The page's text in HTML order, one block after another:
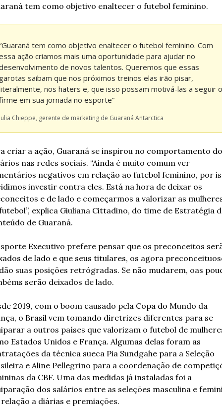
tem como objetivo enaltecer o futebol feminino.
tem como objetivo enaltecer o futebol feminino. Com
ação criamos mais uma oportunidade para ajudar no
de novos talentos. Queremos que essas
saibam que nos próximos treinos elas irão pisar,
nos haters e, que isso possam motivá-las a seguir o
em sua jornada no esporte”
Chieppe, gerente de marketing de Guaraná Antarctica
criar a ação, Guaraná se inspirou no comportamento
nas redes sociais. “Ainda é muito comum ver
negativos em relação ao futebol feminino, por
investir contra eles. Está na hora de deixar os
e de lado e começarmos a valorizar as
explica Giuliana Cittadino, do time de Estratégia
de Guaraná.
Executivo prefere pensar que os preconceitos
de lado e que seus titulares, os agora
suas posições retrógradas. Se não mudarem, oas
serão deixados de lado.
2019, com o boom causado pela Copa do Mundo da
o Brasil vem tomando diretrizes diferentes para se
a outros países que valorizam o futebol de
Estados Unidos e França. Algumas delas foram as
da técnica sueca Pia Sundgahe para a Seleção
e Aline Pellegrino para a coordenação de
da CBF. Uma das medidas já instaladas foi a
dos salários entre as seleções masculina e
a diárias e premiações.